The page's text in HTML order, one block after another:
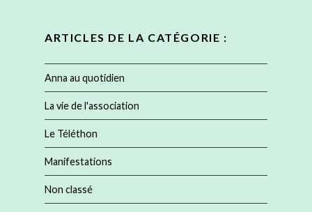
ARTICLES DE LA CATÉGORIE :
Anna au quotidien
La vie de l'association
Le Téléthon
Manifestations
Non classé